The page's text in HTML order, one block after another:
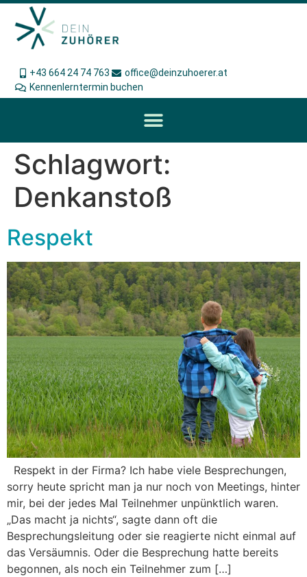
+43 664 24 74 763
office@deinzuhoerer.at
Kennenlerntermin buchen
Schlagwort:
Denkanstoß
Respekt
Respekt in der Firma? Ich habe viele Besprechungen,
sorry heute spricht man ja nur noch von Meetings, hinter
mir, bei der jedes Mal Teilnehmer unpünktlich waren.
„Das macht ja nichts“, sagte dann oft die
Besprechungsleitung oder sie reagierte nicht einmal auf
das Versäumnis. Oder die Besprechung hatte bereits
begonnen, als noch ein Teilnehmer zum […]